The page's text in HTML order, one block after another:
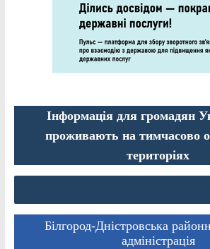
Інформація для громадян
проживають на тимчасово
територіях
Білгород-Дністровська
адміністрація